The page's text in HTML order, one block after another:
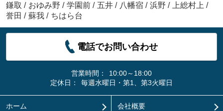
鎌取 / おゆみ野 / 学園前 / 五井 / 八幡宿 / 浜野 / 上総村上 /
誉田 / 蘇我 / ちはら台
電話でお問い合わせ
営業時間：
10:00～18:00
定休日：
毎週水曜日・第1、第3火曜日
ホーム 会社概要